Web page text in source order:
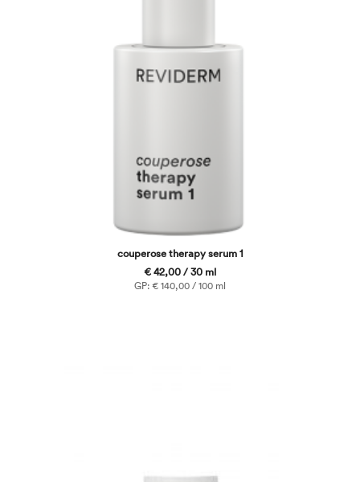
couperose therapy serum 1
€ 42,00 / 30 ml
GP: € 140,00 / 100 ml